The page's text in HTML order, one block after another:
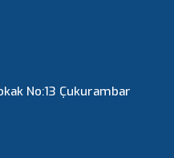
No:13 Çukurambar